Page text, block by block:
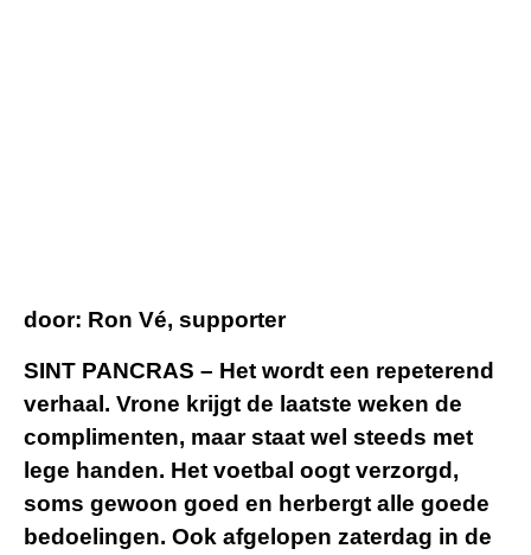
door: Ron Vé, supporter
SINT PANCRAS – Het wordt een repeterend
verhaal. Vrone krijgt de laatste weken de
complimenten, maar staat wel steeds met
lege handen. Het voetbal oogt verzorgd,
soms gewoon goed en herbergt alle goede
bedoelingen. Ook afgelopen zaterdag in de